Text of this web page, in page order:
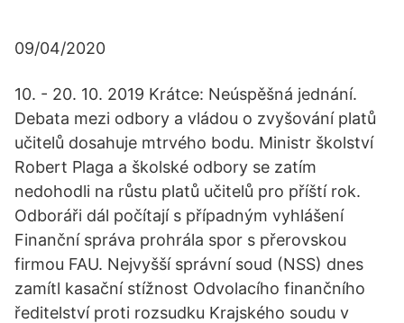
09/04/2020
10. - 20. 10. 2019 Krátce: Neúspěšná jednání.
Debata mezi odbory a vládou o zvyšování platů
učitelů dosahuje mtrvého bodu. Ministr školství
Robert Plaga a školské odbory se zatím
nedohodli na růstu platů učitelů pro příští rok.
Odboráři dál počítají s případným vyhlášení
Finanční správa prohrála spor s přerovskou
firmou FAU. Nejvyšší správní soud (NSS) dnes
zamítl kasační stížnost Odvolacího finančního
ředitelství proti rozsudku Krajského soudu v